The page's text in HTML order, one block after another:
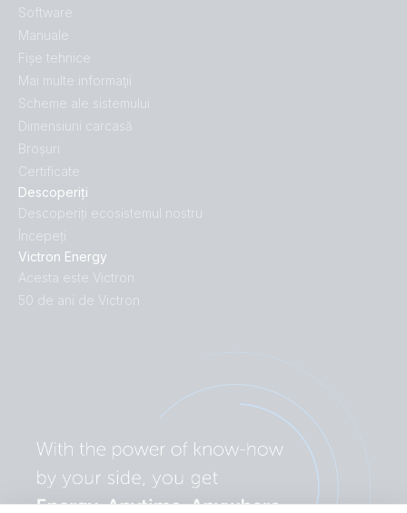
Descoperiți
Descoperiți ecosistemul nostru
Începeți
Victron Energy
Acesta este Victron
50 de ani de Victron
Software
Manuale
Fișe tehnice
Mai multe informaţii
Scheme ale sistemului
Dimensiuni carcasă
Broșuri
Certificate